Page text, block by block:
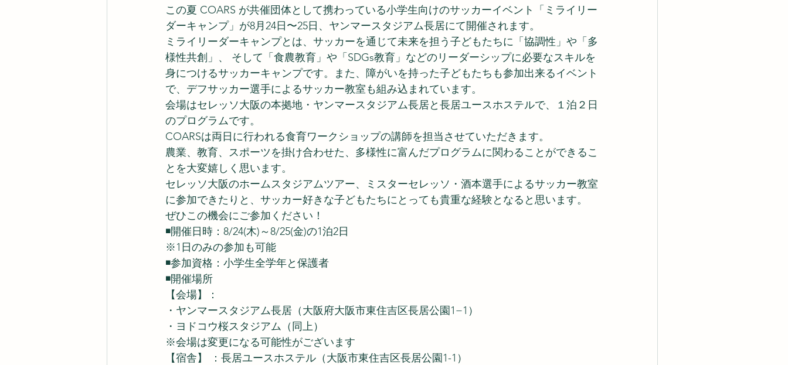
この夏 COARS が共催団体として携わっている小学生向けのサッカーイベント「ミライリー
ダーキャンプ」が8月24日〜25日、ヤンマースタジアム長居にて開催されます。
ミライリーダーキャンプとは、サッカーを通じて未来を担う子どもたちに「協調性」や「多
様性共創」、 そして「食農教育」や「SDGs教育」などのリーダーシップに必要なスキルを
身につけるサッカーキャンプです。また、障がいを持った子どもたちも参加出来るイベント
で、デフサッカー選手によるサッカー教室も組み込まれています。
会場はセレッソ大阪の本拠地・ヤンマースタジアム長居と長居ユースホステルで、１泊２日
のプログラムです。
COARSは両日に行われる食育ワークショップの講師を担当させていただきます。
農業、教育、スポーツを掛け合わせた、多様性に富んだプログラムに関わることができるこ
とを大変嬉しく思います。
セレッソ大阪のホームスタジアムツアー、ミスターセレッソ・酒本選手によるサッカー教室
に参加できたりと、サッカー好きな子どもたちにとっても貴重な経験となると思います。
ぜひこの機会にご参加ください！
◾️開催日時：8/24(木)～8/25(金)の1泊2日
※1日のみの参加も可能
◾️参加資格：小学生全学年と保護者
◾️開催場所
【会場】：
・ヤンマースタジアム長居（大阪府大阪市東住吉区長居公園1−1）
・ヨドコウ桜スタジアム（同上）
※会場は変更になる可能性がございます
【宿舎】 ：長居ユースホステル（大阪市東住吉区長居公園1-1）